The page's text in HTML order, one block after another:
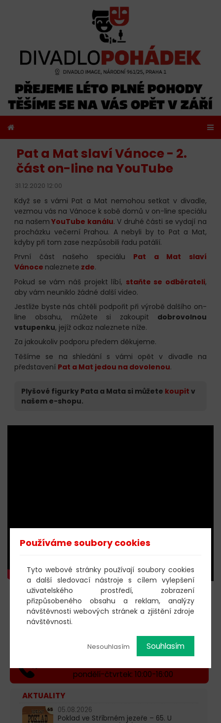
Pat a Mat slaví Vánoce - 2.
část on-line na YouTube
31.12.2020 12:00
Když se s vámi Pat a Mat nemohou setkat v divadle,
vezmou vás na Vánoce k sobě domů v on-line speciálu
na našem YouTube kanálu. V druhé části se vydají na
procházku večerní Prahou. A nebyli by to Pat a Mat,
kdyby při tom zase nezpůsobili řadu patálií.
První část našeho speciálu Pat a Mat slaví
Vánoce naleznete zde.
Pokud se vám náš projekt líbí, staňte se odběrateli,
aby vám neuniklo žádné další video.
Jestliže byste nás chtěli podpořit při výrobě dalšího on-
line obsahu, můžete si zakoupit dobrovolnou
vstupenku, jejíž odkaz naleznete níže.
Za jakoukoliv podporu předem děkujeme.
Těšíme se na shledání s vámi opět v divadle na
představení Pat a Mat jedou na dovolenou.
Plyšové figurky Pata a Mata si můžete koupit v
našem e-shopu.
KOUPIT DOBROVOLNOU
VSTUPENKU
603 805 271
pondělí-čtvrtek: 10:00-16:00
AKTUALITY
05.08.2026
Poklad ve Stříbrném jezeře – 65. U
Používáme soubory cookies
Tyto webové stránky používají soubory cookies
a další sledovací nástroje s cílem vylepšení
uživatelského prostředí, zobrazení
přizpůsobeného obsahu a reklam, analýzy
návštěvnosti webových stránek a zjištění zdroje
návštěvnosti.
Nesouhlasím Souhlasím